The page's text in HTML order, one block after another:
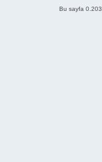
Bu sayfa